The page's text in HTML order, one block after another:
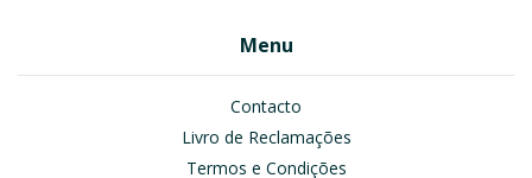
Menu
Contacto
Livro de Reclamações
Termos e Condições